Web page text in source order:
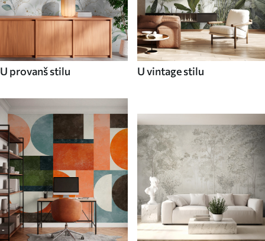
U provanš stilu U vintage stilu